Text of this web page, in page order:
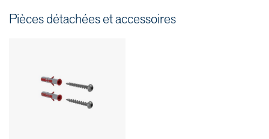
Pièces détachées et accessoires